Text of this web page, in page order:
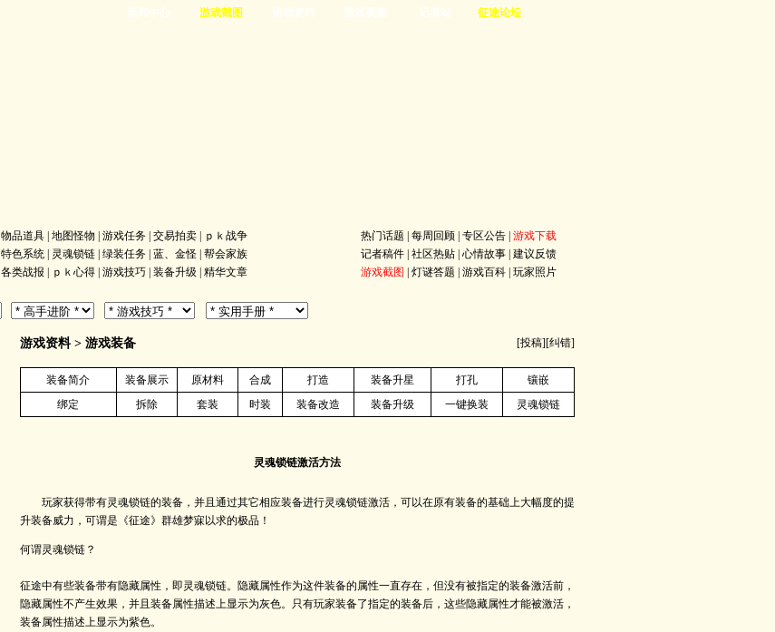
游戏截图 征途论坛
物品道具| 地图怪物 游戏任务| 交易拍卖|
ｐｋ战争
特色系统| 灵魂锁链| 绿装任务| 蓝、金怪| 帮会家族
各类战报 ｐｋ心得| 游戏技巧| 装备升级 精华文章
热门话题 每周回顾| 专区公告| 游戏下载
记者稿件| 社区热贴| 心情故事| 建议反馈
游戏截图
灯谜答题 游戏百科| 玩家照片
游戏资料> 游戏装备 [投稿][纠错]
装备简介 装备展示 原材料 合成 打造 装备升星 打孔
镶嵌
绑定
拆除 套装 时装 装备改造 装备升级 一键换装 灵魂锁链
灵魂锁链激活方法
玩家获得带有灵魂锁链的装备，并且通过其它相应装备进行灵魂锁链激活，可以在原有装备的基础上大幅度的提
升装备威力，可谓是《征途》群雄梦寐以求的极品！
何谓灵魂锁链？
征途中有些装备带有隐藏属性，即灵魂锁链。隐藏属性作为这件装备的属性一直存在，但没有被指定的装备激活前，
隐藏属性不产生效果，并且装备属性描述上显示为灰色。只有玩家装备了指定的装备后，这些隐藏属性才能被激活，
装备属性描述上显示为紫色。